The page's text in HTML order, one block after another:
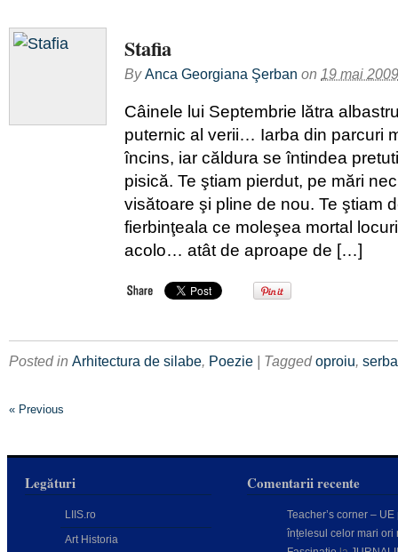
Stafia
ByAnca Georgiana Şerban on 19 mai 2009
Câinele lui Septembrie lătra
puternic al verii… Iarba din parcuri
încins, iar căldura se întindea
pisică. Te ştiam pierdut, pe mări
visătoare şi pline de nou. Te ştiam
fierbinţeala ce moleşea mortal
acolo… atât de aproape de […]
Posted in Arhitectura de silabe, Poezie | Taggedoproiu,
« Previous
Legături
LIIS.ro
Art Historia
Comentarii recente
Teacher’s corner – UE
înțelesul celor mari ori